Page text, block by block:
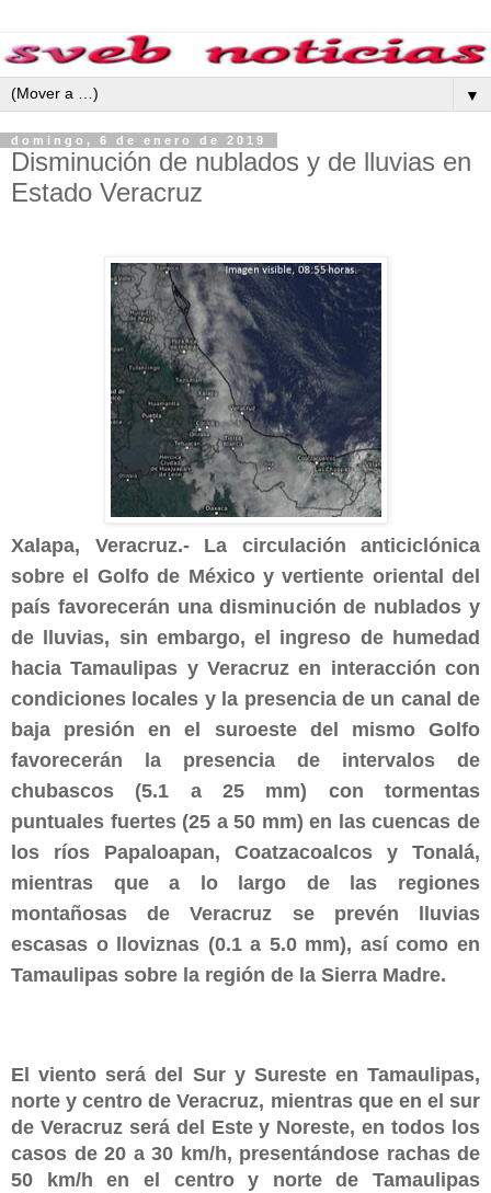
▼
domingo, 6 de enero de 2019
Disminución de nublados y de lluvias en
Estado Veracruz
Xalapa, Veracruz.- La circulación anticiclónica
sobre el Golfo de México y vertiente oriental del
país favorecerán una disminución de nublados y
de lluvias, sin embargo, el ingreso de humedad
hacia Tamaulipas y Veracruz en interacción con
condiciones locales y la presencia de un canal de
baja presión en el suroeste del mismo Golfo
favorecerán la presencia de intervalos de
chubascos (5.1 a 25 mm) con tormentas
puntuales fuertes (25 a 50 mm) en las cuencas de
los ríos Papaloapan, Coatzacoalcos y Tonalá,
mientras que a lo largo de las regiones
montañosas de Veracruz se prevén lluvias
escasas o lloviznas (0.1 a 5.0 mm), así como en
Tamaulipas sobre la región de la Sierra Madre.
El viento será del Sur y Sureste en Tamaulipas,
norte y centro de Veracruz, mientras que en el sur
de Veracruz será del Este y Noreste, en todos los
casos de 20 a 30 km/h, presentándose rachas de
50 km/h en el centro y norte de Tamaulipas